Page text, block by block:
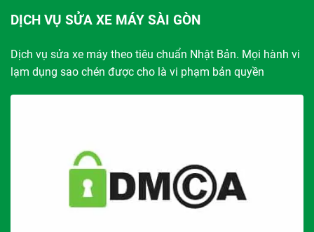
DỊCH VỤ SỬA XE MÁY SÀI GÒN
Dịch vụ sửa xe máy theo tiêu chuẩn Nhật Bản. Mọi hành vi
lạm dụng sao chén được cho là vi phạm bản quyền